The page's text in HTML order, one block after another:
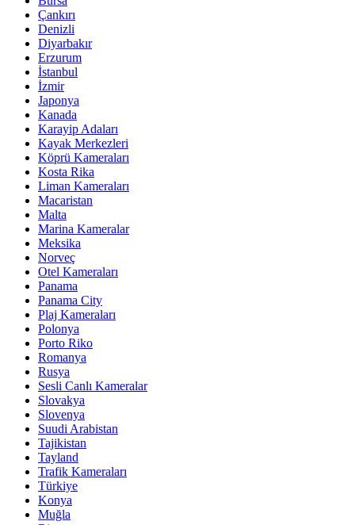
Çankırı
Denizli
Diyarbakır
Erzurum
İstanbul
İzmir
Japonya
Kanada
Karayip Adaları
Kayak Merkezleri
Köprü Kameraları
Kosta Rika
Liman Kameraları
Macaristan
Malta
Marina Kameralar
Meksika
Norveç
Otel Kameraları
Panama
Panama City
Plaj Kameraları
Polonya
Porto Riko
Romanya
Rusya
Sesli Canlı Kameralar
Slovakya
Slovenya
Suudi Arabistan
Tajikistan
Tayland
Trafik Kameraları
Türkiye
Konya
Muğla